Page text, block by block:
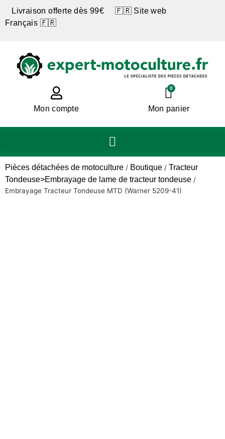
Livraison offerte dès 99€ 🇫🇷 Site web
Français 🇫🇷
Mon compte
0
Mon panier
Pièces détachées de motoculture / Boutique / Tracteur
Tondeuse>Embrayage de lame de tracteur tondeuse /
Embrayage Tracteur Tondeuse MTD (Warner 5209-41)